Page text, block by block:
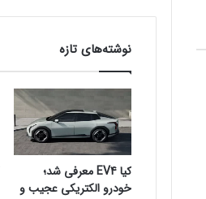
نوشته‌های تازه
کیا EV4 معرفی شد؛
خودرو الکتریکی عجیب و